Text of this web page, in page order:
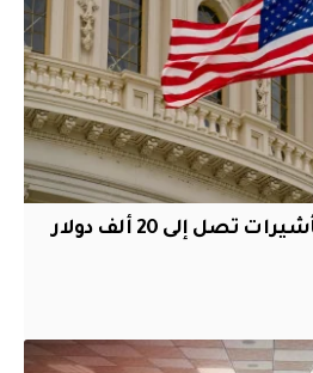
أميركا تقر سندات تأشيرات تصل إلى 20 ألف دولار